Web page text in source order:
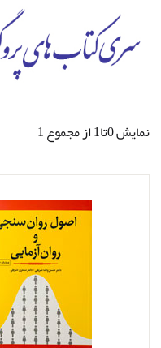
نمایش 0تا1 از مجموع 1